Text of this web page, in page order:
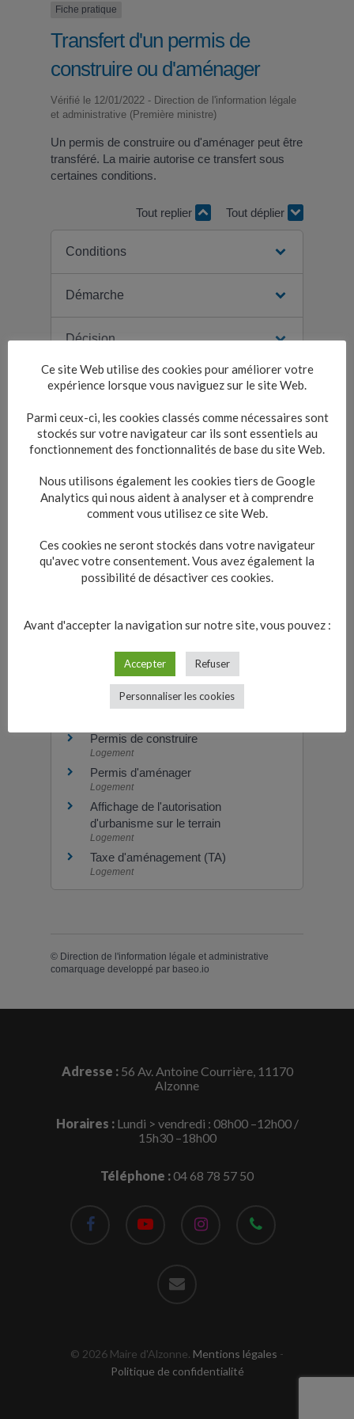
Fiche pratique
Transfert d'un permis de
construire ou d'aménager
Vérifié le 12/01/2022 - Direction de l'information légale
et administrative (Première ministre)
Un permis de construire ou d'aménager peut être
transféré. La mairie autorise ce transfert sous
certaines conditions.
Tout replier Tout déplier
Conditions
Démarche
Décision
Textes de référence
Services en ligne et formulaires
Urbanisme : quelle est la durée de
validité d'une autorisation ?
d'autorisation d'urbanisme (permis
préalable...) ?
Permis de construire
Logement
Permis d'aménager
Logement
Affichage de l'autorisation
d'urbanisme sur le terrain
Logement
Taxe d'aménagement (TA)
Logement
© Direction de l'information légale et administrative
comarquage developpé par baseo.io
Adresse : 56 Av. Antoine Courrière, 11170
Alzonne
Horaires :Lundi > vendredi : 08h00 –12h00 /
15h30 –18h00
Téléphone :04 68 78 57 50
facebook instagram phone
© 2026 Maire d'Alzonne. Mentions légales -
Politique de confidentialité
Ce site Web utilise des cookies pour améliorer votre
expérience lorsque vous naviguez sur le site Web.
Parmi ceux-ci, les cookies classés comme nécessaires sont
stockés sur votre navigateur car ils sont essentiels au
fonctionnement des fonctionnalités de base du site Web.
Nous utilisons également les cookies tiers de Google
Analytics qui nous aident à analyser et à comprendre
comment vous utilisez ce site Web.
Ces cookies ne seront stockés dans votre navigateur
qu'avec votre consentement. Vous avez également la
possibilité de désactiver ces cookies.
Avant d'accepter la navigation sur notre site, vous pouvez :
Accepter Refuser
Personnaliser les cookies